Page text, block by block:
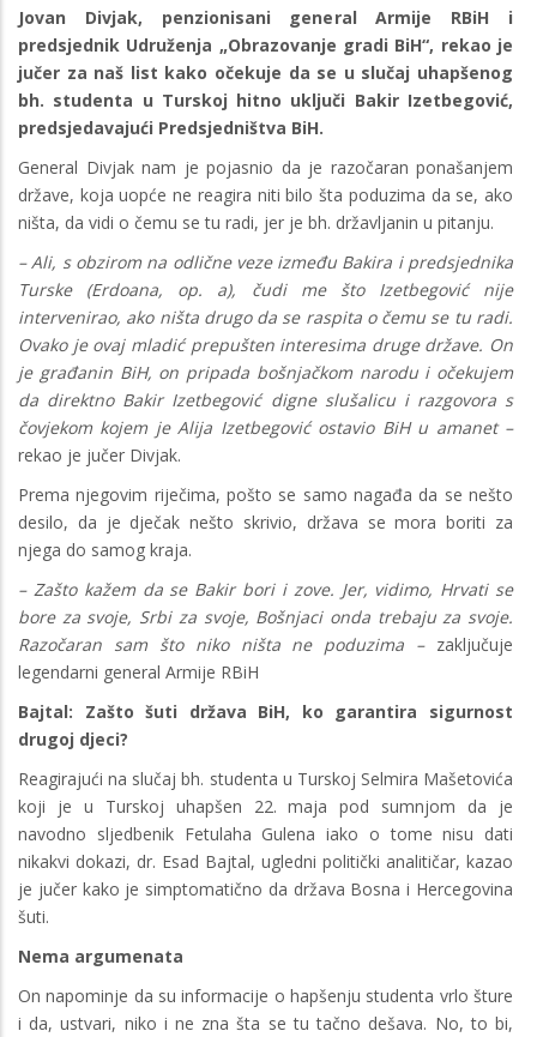
Jovan Divjak, penzionisani general Armije RBiH i
predsjednik Udruženja „Obrazovanje gradi BiH“, rekao je
jučer za naš list kako očekuje da se u slučaj uhapšenog
bh. studenta u Turskoj hitno uključi Bakir Izetbegović,
predsjedavajući Predsjedništva BiH.
General Divjak nam je pojasnio da je razočaran ponašanjem
države, koja uopće ne reagira niti bilo šta poduzima da se, ako
ništa, da vidi o čemu se tu radi, jer je bh. državljanin u pitanju.
– Ali, s obzirom na odlične veze između Bakira i predsjednika
Turske (Erdoana, op. a), čudi me što Izetbegović nije
intervenirao, ako ništa drugo da se raspita o čemu se tu radi.
Ovako je ovaj mladić prepušten interesima druge države. On
je građanin BiH, on pripada bošnjačkom narodu i očekujem
da direktno Bakir Izetbegović digne slušalicu i razgovora s
čovjekom kojem je Alija Izetbegović ostavio BiH u amanet –
rekao je jučer Divjak.
Prema njegovim riječima, pošto se samo nagađa da se nešto
desilo, da je dječak nešto skrivio, država se mora boriti za
njega do samog kraja.
– Zašto kažem da se Bakir bori i zove. Jer, vidimo, Hrvati se
bore za svoje, Srbi za svoje, Bošnjaci onda trebaju za svoje.
Razočaran sam što niko ništa ne poduzima –zaključuje
legendarni general Armije RBiH
Bajtal: Zašto šuti država BiH, ko garantira sigurnost
drugoj djeci?
Reagirajući na slučaj bh. studenta u Turskoj Selmira Mašetovića
koji je u Turskoj uhapšen 22. maja pod sumnjom da je
navodno sljedbenik Fetulaha Gulena iako o tome nisu dati
nikakvi dokazi, dr. Esad Bajtal, ugledni politički analitičar, kazao
je jučer kako je simptomatično da država Bosna i Hercegovina
šuti.
Nema argumenata
On napominje da su informacije o hapšenju studenta vrlo šture
i da, ustvari, niko i ne zna šta se tu tačno dešava. No, to bi,